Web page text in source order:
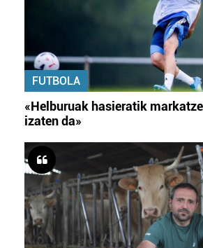
FUTBOLA
«Helburuak hasieratik
izaten da»